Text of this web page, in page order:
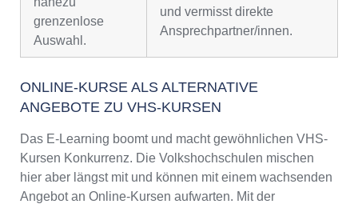
grenzenlose
Auswahl.
und vermisst direkte
Ansprechpartner/innen.
ONLINE-KURSE ALS ALTERNATIVE
ANGEBOTE ZU VHS-KURSEN
Das E-Learning boomt und macht gewöhnlichen VHS-
Kursen Konkurrenz. Die Volkshochschulen mischen
hier aber längst mit und können mit einem wachsenden
Angebot an Online-Kursen aufwarten. Mit der